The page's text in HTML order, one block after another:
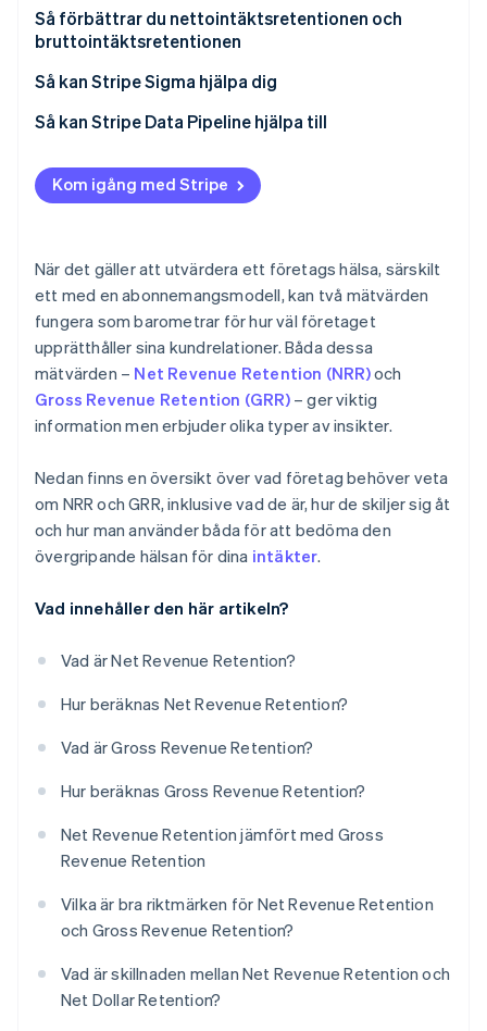
Så gör man för att tolka NRR och GRR tillsammans
för att bedöma kundvärde och intäktsstabilitet
Så förbättrar du nettointäktsretentionen och
bruttointäktsretentionen
Så kan Stripe Sigma hjälpa dig
Så kan Stripe Data Pipeline hjälpa till
Kom igång med Stripe
När det gäller att utvärdera ett företags hälsa, särskilt
ett med en abonnemangsmodell, kan två mätvärden
fungera som barometrar för hur väl företaget
upprätthåller sina kundrelationer. Båda dessa
mätvärden – Net Revenue Retention (NRR)och
Gross Revenue Retention (GRR)– ger viktig
information men erbjuder olika typer av insikter.
Nedan finns en översikt över vad företag behöver veta
om NRR och GRR, inklusive vad de är, hur de skiljer sig åt
och hur man använder båda för att bedöma den
övergripande hälsan för dina intäkter.
Vad innehåller den här artikeln?
Vad är Net Revenue Retention?
Hur beräknas Net Revenue Retention?
Vad är Gross Revenue Retention?
Hur beräknas Gross Revenue Retention?
Net Revenue Retention jämfört med Gross
Revenue Retention
Vilka är bra riktmärken för Net Revenue Retention
och Gross Revenue Retention?
Vad är skillnaden mellan Net Revenue Retention och
Net Dollar Retention?